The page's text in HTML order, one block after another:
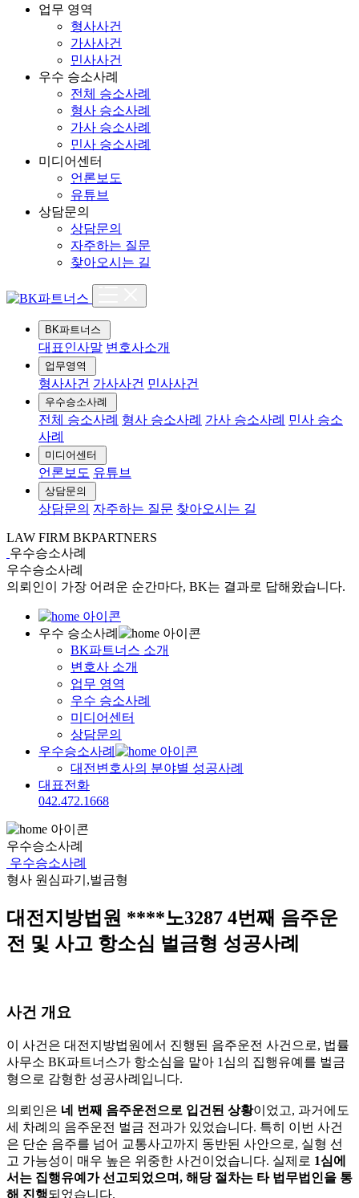
업무 영역
형사사건
가사사건
민사사건
우수 승소사례
전체 승소사례
형사 승소사례
가사 승소사례
민사 승소사례
미디어센터
언론보도
유튜브
상담문의
상담문의
자주하는 질문
찾아오시는 길
BK파트너스
대표인사말 변호사소개
업무영역
형사사건 가사사건 민사사건
우수승소사례
전체 승소사례 형사 승소사례 가사 승소사례 민사 승소
사례
미디어센터
언론보도 유튜브
상담문의
상담문의 자주하는 질문 찾아오시는 길
LAW FIRM BKPARTNERS
우수승소사례
우수승소사례
의뢰인이 가장 어려운 순간마다, BK는 결과로 답해왔습니다.
우수 승소사례
BK파트너스 소개
변호사 소개
업무 영역
우수 승소사례
미디어센터
상담문의
우수승소사례
대전변호사의 분야별 성공사례
대표전화
042.472.1668
우수승소사례
우수승소사례
형사 원심파기,벌금형
대전지방법원 ****노3287 4번째 음주운
전 및 사고 항소심 벌금형 성공사례
사건 개요
이 사건은 대전지방법원에서 진행된 음주운전 사건으로, 법률
사무소 BK파트너스가 항소심을 맡아 1심의 집행유예를 벌금
형으로 감형한 성공사례입니다.
의뢰인은 네 번째 음주운전으로 입건된 상황이었고, 과거에도
세 차례의 음주운전 벌금 전과가 있었습니다. 특히 이번 사건
은 단순 음주를 넘어 교통사고까지 동반된 사안으로, 실형 선
고 가능성이 매우 높은 위중한 사건이었습니다. 실제로 1심에
서는 집행유예가 선고되었으며, 해당 절차는 타 법무법인을 통
해 진행되었습니다.